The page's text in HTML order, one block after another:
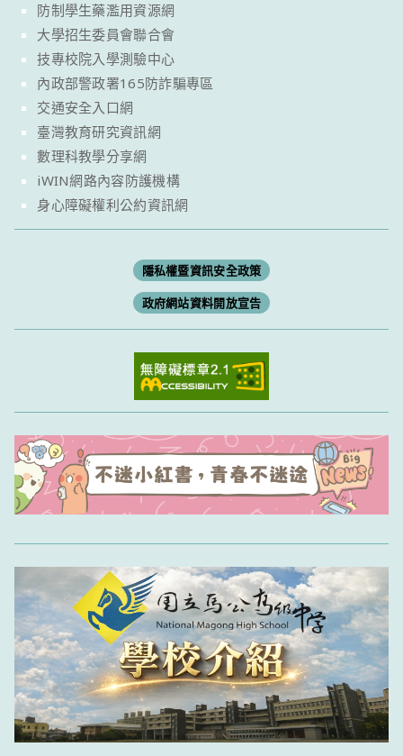
防制學生藥濫用資源網
大學招生委員會聯合會
技專校院入學測驗中心
內政部警政署165防詐騙專區
交通安全入口網
臺灣教育研究資訊網
數理科教學分享網
iWIN網路內容防護機構
身心障礙權利公約資訊網
隱私權暨資訊安全政策
政府網站資料開放宣告